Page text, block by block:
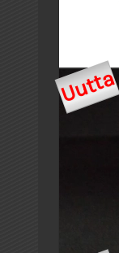
Uutta